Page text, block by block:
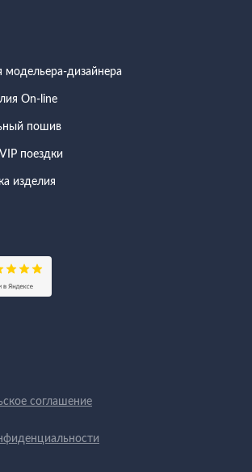
модельера-дизайнера
On-line
пошив
поездки
изделия
соглашение